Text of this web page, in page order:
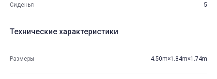
Сиденья 5
Технические характеристики
Размеры 4.50m×1.84m×1.74m